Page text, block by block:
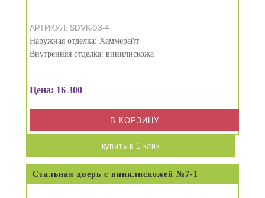
АРТИКУЛ: SDVK-03-4
Наружная отделка: Хаммерайт
Внутренняя отделка: винилискожа
Цена: 16 300
В КОРЗИНУ
купить в 1 клик
Стальная дверь с винилискожей №7-1